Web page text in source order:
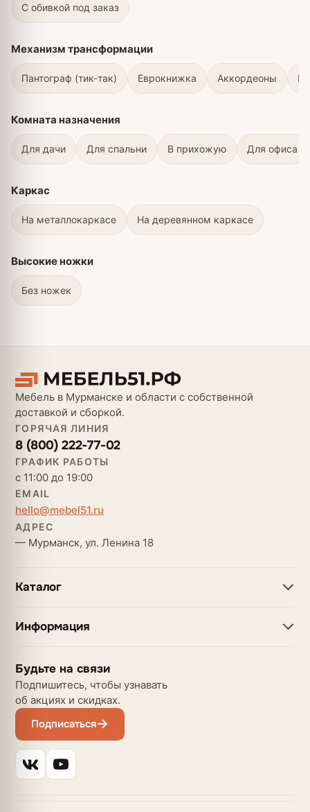
С обивкой под заказ
Механизм трансформации
Пантограф (тик-так) Еврокнижка Аккордеоны
Комната назначения
Для дачи Для спальни В прихожую Для офиса
Каркас
На металлокаркасе На деревянном каркасе
Высокие ножки
Без ножек
Мебель в Мурманске и области с собственной
доставкой и сборкой.
ГОРЯЧАЯ ЛИНИЯ
8 (800) 222-77-02
ГРАФИК РАБОТЫ
с 11:00 до 19:00
EMAIL
hello@mebel51.ru
АДРЕС
— Мурманск, ул. Ленина 18
Каталог
Информация
Будьте на связи
Подпишитесь, чтобы узнавать
об акциях и скидках.
Подписаться